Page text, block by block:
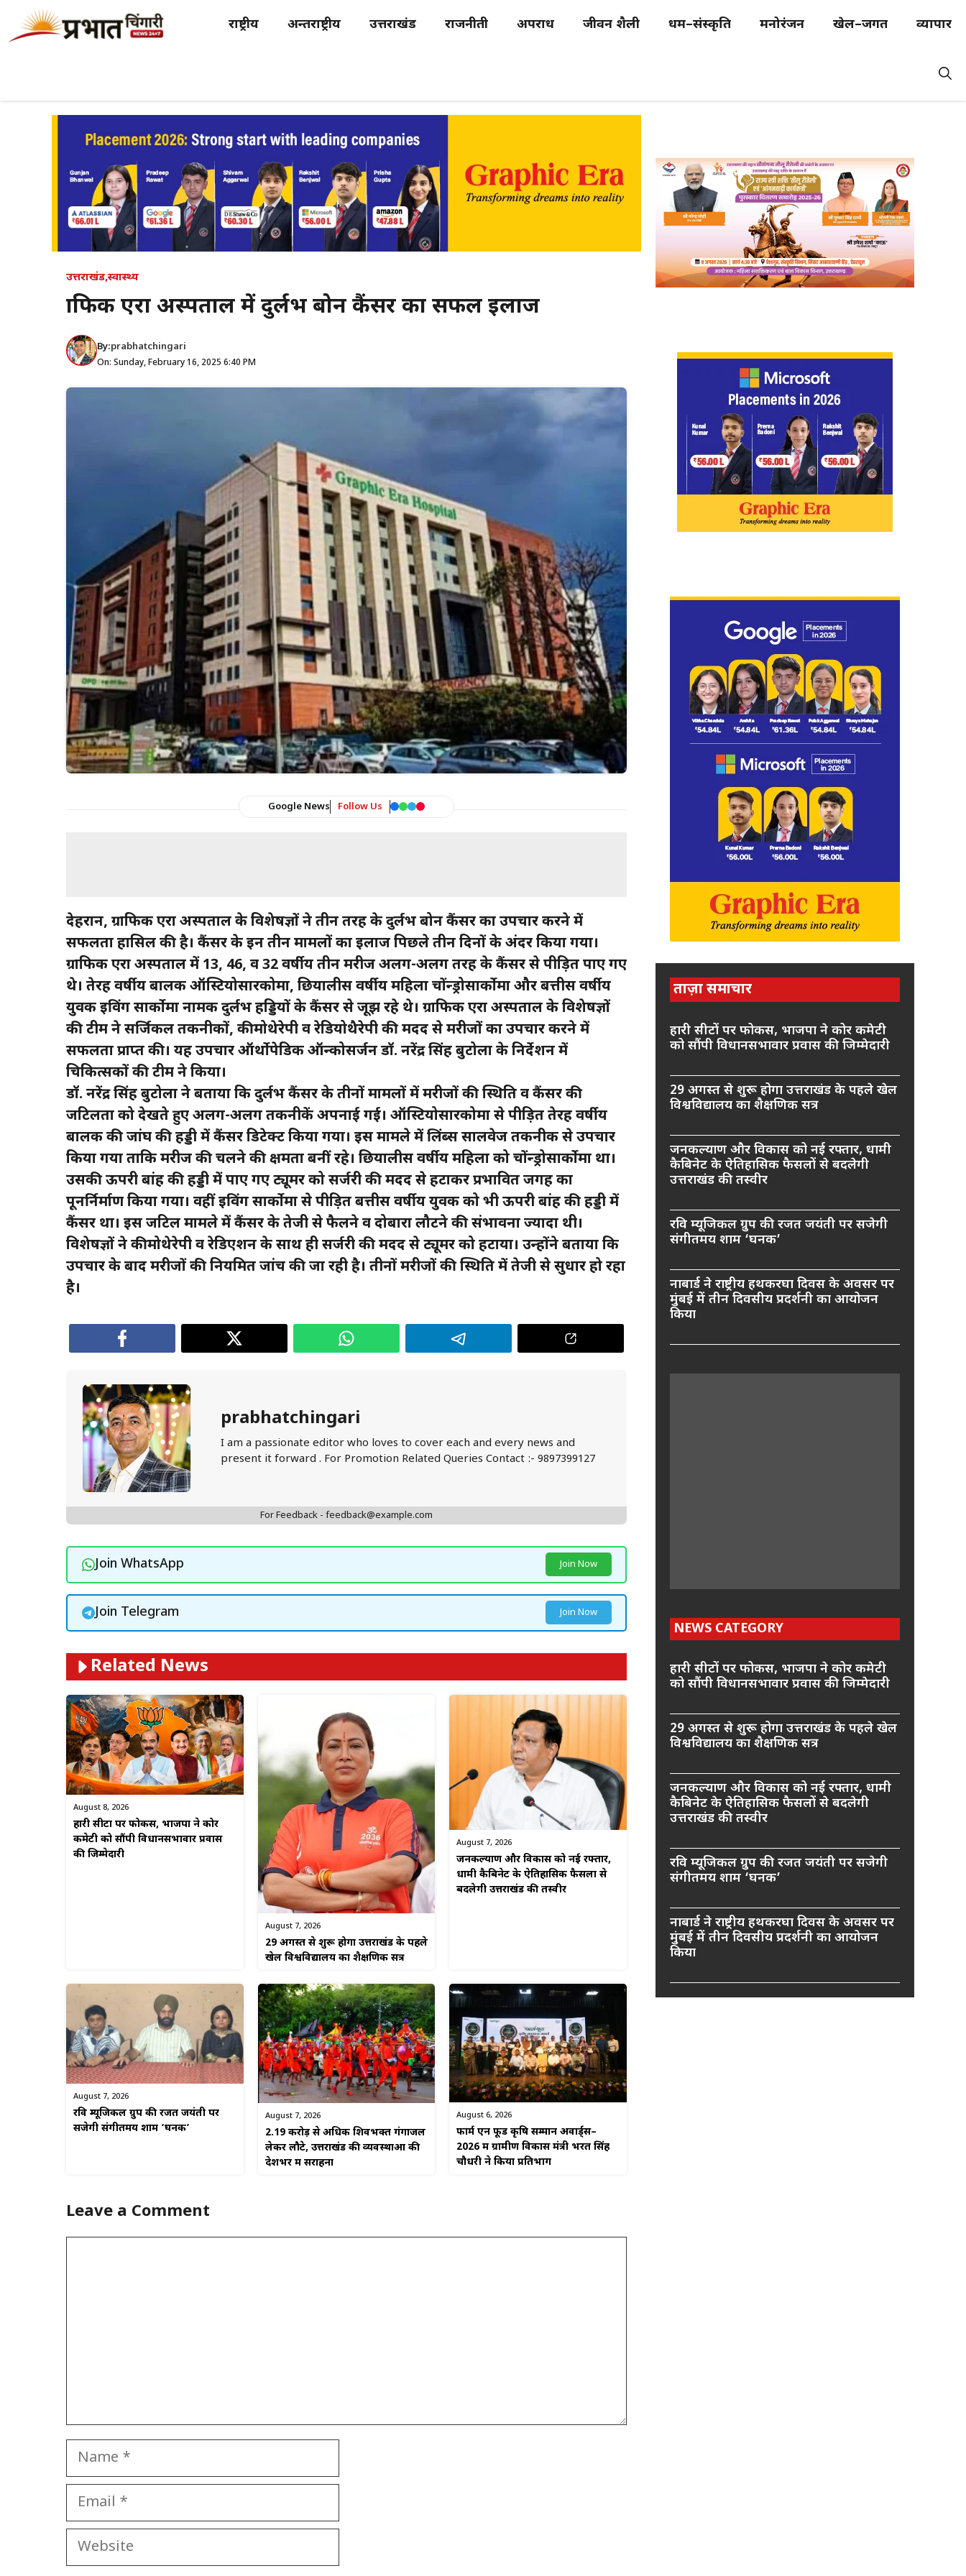
राष्ट्रीय अन्तर्राष्ट्रीय उत्तराखंड राजनीती अपराध जीवन शैली धर्म–संस्कृति मनोरंजन खेल–जगत व्यापार
उत्तराखंड,स्वास्थ्य
ग्राफिक एरा अस्पताल में दुर्लभ बोन कैंसर का सफल इलाज
By:prabhatchingari
On: Sunday, February 16, 2025 6:40 PM
Google News Follow Us
देहरादून, ग्राफिक एरा अस्पताल के विशेषज्ञों ने तीन तरह के दुर्लभ बोन कैंसर का उपचार करने में
सफलता हासिल की है। कैंसर के इन तीन मामलों का इलाज पिछले तीन दिनों के अंदर किया गया।
ग्राफिक एरा अस्पताल में 13, 46, व 32 वर्षीय तीन मरीज अलग-अलग तरह के कैंसर से पीड़ित पाए गए
थे। तेरह वर्षीय बालक ऑस्टियोसारकोमा, छियालीस वर्षीय महिला चोंन्ड्रोसार्कोमा और बत्तीस वर्षीय
युवक इविंग सार्कोमा नामक दुर्लभ हड्डियों के कैंसर से जूझ रहे थे। ग्राफिक एरा अस्पताल के विशेषज्ञों
की टीम ने सर्जिकल तकनीकों, कीमोथेरेपी व रेडियोथैरेपी की मदद से मरीजों का उपचार करने में
सफलता प्राप्त की। यह उपचार ऑर्थोपेडिक ऑन्कोसर्जन डॉ. नरेंद्र सिंह बुटोला के निर्देशन में
चिकित्सकों की टीम ने किया।
डॉ. नरेंद्र सिंह बुटोला ने बताया कि दुर्लभ कैंसर के तीनों मामलों में मरीजों की स्थिति व कैंसर की
जटिलता को देखते हुए अलग-अलग तकनीकें अपनाई गई। ऑस्टियोसारकोमा से पीड़ित तेरह वर्षीय
बालक की जांघ की हड्डी में कैंसर डिटेक्ट किया गया। इस मामले में लिंब्स सालवेज तकनीक से उपचार
किया गया ताकि मरीज की चलने की क्षमता बनीं रहे। छियालीस वर्षीय महिला को चोंन्ड्रोसार्कोमा था।
उसकी ऊपरी बांह की हड्डी में पाए गए ट्यूमर को सर्जरी की मदद से हटाकर प्रभावित जगह का
पूनर्निर्माण किया गया। वहीं इविंग सार्कोमा से पीड़ित बत्तीस वर्षीय युवक को भी ऊपरी बांह की हड्डी में
कैंसर था। इस जटिल मामले में कैंसर के तेजी से फैलने व दोबारा लौटने की संभावना ज्यादा थी।
विशेषज्ञों ने कीमोथेरेपी व रेडिएशन के साथ ही सर्जरी की मदद से ट्यूमर को हटाया। उन्होंने बताया कि
उपचार के बाद मरीजों की नियमित जांच की जा रही है। तीनों मरीजों की स्थिति में तेजी से सुधार हो रहा
है।
prabhatchingari
I am a passionate editor who loves to cover each and every news and
present it forward . For Promotion Related Queries Contact :- 9897399127
For Feedback - feedback@example.com
Join WhatsApp Join Now
Join Telegram Join Now
Related News
August 8, 2026
हारी सीटों पर फोकस, भाजपा ने कोर
कमेटी को सौंपी विधानसभावार प्रवास
की जिम्मेदारी
August 7, 2026
29 अगस्त से शुरू होगा उत्तराखंड के पहले
खेल विश्वविद्यालय का शैक्षणिक सत्र
August 7, 2026
जनकल्याण और विकास को नई रफ्तार,
धामी कैबिनेट के ऐतिहासिक फैसलों से
बदलेगी उत्तराखंड की तस्वीर
August 7, 2026
रवि म्यूजिकल ग्रुप की रजत जयंती पर
सजेगी संगीतमय शाम ‘घनक’
August 7, 2026
2.19 करोड़ से अधिक शिवभक्त गंगाजल
लेकर लौटे, उत्तराखंड की व्यवस्थाओं की
देशभर में सराहना
August 6, 2026
फार्म एन फूड कृषि सम्मान अवार्ड्स–
2026 में ग्रामीण विकास मंत्री भरत सिंह
चौधरी ने किया प्रतिभाग
Leave a Comment
Name
Email
Website
ताज़ा समाचार
हारी सीटों पर फोकस, भाजपा ने कोर कमेटी
को सौंपी विधानसभावार प्रवास की जिम्मेदारी
29 अगस्त से शुरू होगा उत्तराखंड के पहले खेल
विश्वविद्यालय का शैक्षणिक सत्र
जनकल्याण और विकास को नई रफ्तार, धामी
कैबिनेट के ऐतिहासिक फैसलों से बदलेगी
उत्तराखंड की तस्वीर
रवि म्यूजिकल ग्रुप की रजत जयंती पर सजेगी
संगीतमय शाम ‘घनक’
नाबार्ड ने राष्ट्रीय हथकरघा दिवस के अवसर पर
मुंबई में तीन दिवसीय प्रदर्शनी का आयोजन
किया
NEWS CATEGORY
हारी सीटों पर फोकस, भाजपा ने कोर कमेटी
को सौंपी विधानसभावार प्रवास की जिम्मेदारी
29 अगस्त से शुरू होगा उत्तराखंड के पहले खेल
विश्वविद्यालय का शैक्षणिक सत्र
जनकल्याण और विकास को नई रफ्तार, धामी
कैबिनेट के ऐतिहासिक फैसलों से बदलेगी
उत्तराखंड की तस्वीर
रवि म्यूजिकल ग्रुप की रजत जयंती पर सजेगी
संगीतमय शाम ‘घनक’
नाबार्ड ने राष्ट्रीय हथकरघा दिवस के अवसर पर
मुंबई में तीन दिवसीय प्रदर्शनी का आयोजन
किया